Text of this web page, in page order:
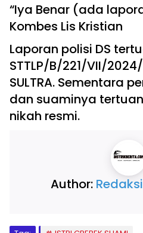
“Iya Benar (ada
Kombes Lis Kristian
Laporan polisi DS
STTLP/B/221/VII/2024/
SULTRA. Sementara
dan suaminya
nikah resmi.
Author: